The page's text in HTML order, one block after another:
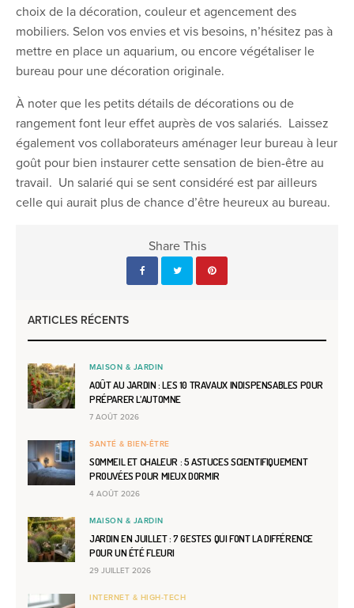
choix de la décoration, couleur et agencement des
mobiliers. Selon vos envies et vis besoins, n’hésitez pas à
mettre en place un aquarium, ou encore végétaliser le
bureau pour une décoration originale.
À noter que les petits détails de décorations ou de
rangement font leur effet auprès de vos salariés. Laissez
également vos collaborateurs aménager leur bureau à leur
goût pour bien instaurer cette sensation de bien-être au
travail. Un salarié qui se sent considéré est par ailleurs
celle qui aurait plus de chance d’être heureux au bureau.
Share This
ARTICLES RÉCENTS
MAISON & JARDIN
AOÛT AU JARDIN : LES 10 TRAVAUX INDISPENSABLES POUR
PRÉPARER L’AUTOMNE
7 AOÛT 2026
SANTÉ & BIEN-ÊTRE
SOMMEIL ET CHALEUR : 5 ASTUCES SCIENTIFIQUEMENT
PROUVÉES POUR MIEUX DORMIR
4 AOÛT 2026
MAISON & JARDIN
JARDIN EN JUILLET : 7 GESTES QUI FONT LA DIFFÉRENCE
POUR UN ÉTÉ FLEURI
29 JUILLET 2026
INTERNET & HIGH-TECH